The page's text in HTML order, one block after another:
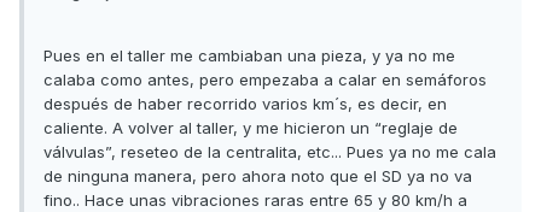
Pues en el taller me cambiaban una pieza, y ya no me
calaba como antes, pero empezaba a calar en semáforos
después de haber recorrido varios km´s, es decir, en
caliente. A volver al taller, y me hicieron un “reglaje de
válvulas”, reseteo de la centralita, etc... Pues ya no me cala
de ninguna manera, pero ahora noto que el SD ya no va
fino.. Hace unas vibraciones raras entre 65 y 80 km/h a